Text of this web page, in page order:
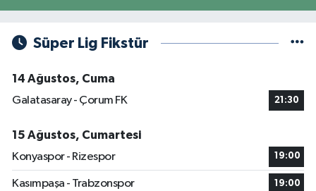
Süper Lig Fikstür
14 Ağustos, Cuma
Galatasaray - Çorum FK
21:30
15 Ağustos, Cumartesi
Konyaspor - Rizespor
19:00
Kasımpaşa - Trabzonspor 19:00